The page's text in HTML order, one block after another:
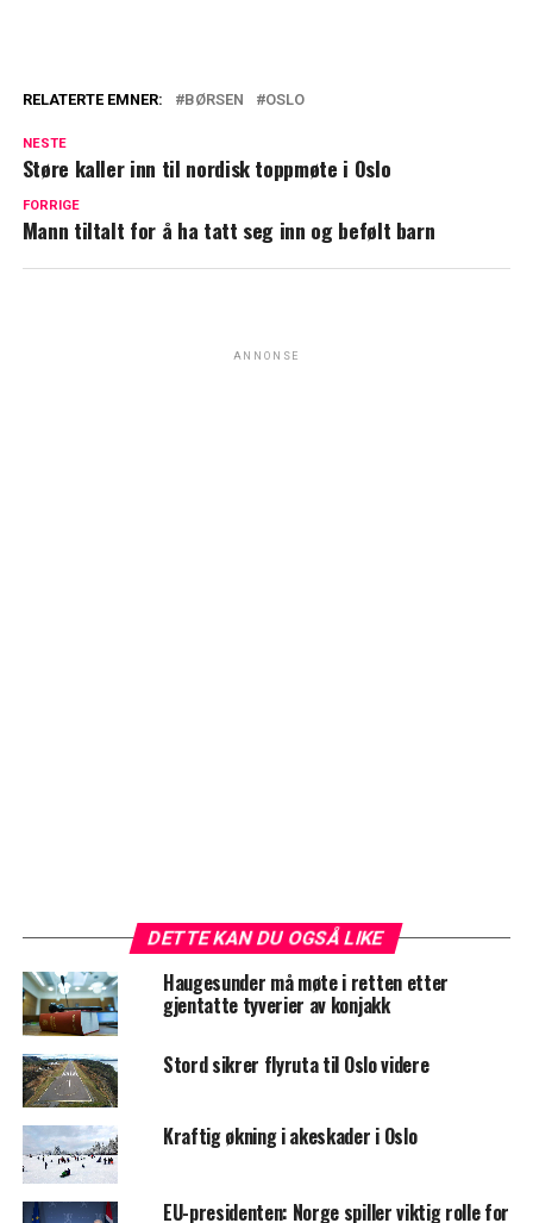
RELATERTE EMNER: BØRSEN OSLO
NESTE
Støre kaller inn til nordisk toppmøte i Oslo
FORRIGE
Mann tiltalt for å ha tatt seg inn og befølt barn
ANNONSE
DETTE KAN DU OGSÅ LIKE
Haugesunder må møte i retten etter
gjentatte tyverier av konjakk
Stord sikrer flyruta til Oslo videre
Kraftig økning i akeskader i Oslo
EU-presidenten: Norge spiller viktig rolle for